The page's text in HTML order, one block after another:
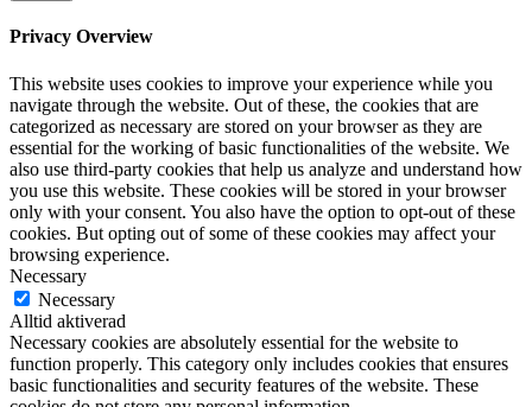
Privacy Overview
This website uses cookies to improve your experience while you
navigate through the website. Out of these, the cookies that are
categorized as necessary are stored on your browser as they are
essential for the working of basic functionalities of the website. We
also use third-party cookies that help us analyze and understand how
you use this website. These cookies will be stored in your browser
only with your consent. You also have the option to opt-out of these
cookies. But opting out of some of these cookies may affect your
browsing experience.
Necessary
Necessary
Alltid aktiverad
Necessary cookies are absolutely essential for the website to
function properly. This category only includes cookies that ensures
basic functionalities and security features of the website. These